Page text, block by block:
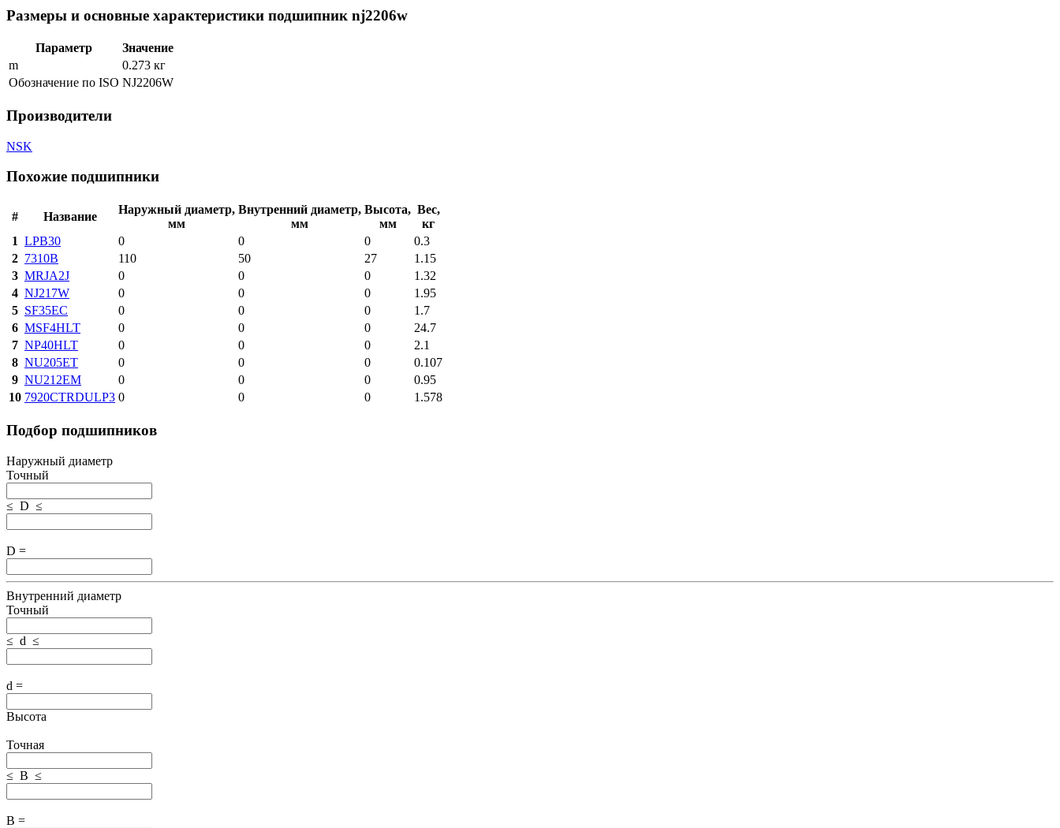
Размеры и основные характеристики подшипник nj2206w
Параметр
Значение
m
0.273 кг
Обозначение по ISO NJ2206W
Производители
NSK
Похожие подшипники
# Название
Наружный диаметр,
мм
Внутренний диаметр,
мм
Высота,
мм
Вес,
кг
1 LPB30 0 0 0
0.3
2 7310B 110 50 27
1.15
3 MRJA2J 0 0 0
1.32
4 NJ217W 0 0 0
1.95
5 SF35EC 0 0 0
1.7
6 MSF4HLT 0 0 0
24.7
7 NP40HLT 0 0 0
2.1
8 NU205ET 0 0 0
0.107
9 NU212EM 0 0 0
0.95
10 7920CTRDULP3 0 0 0 1.578
Подбор подшипников
Наружный диаметр
Точный
≤ D ≤
D =
Внутренний диаметр
Точный
≤ d ≤
d =
Высота
Точная
≤ B ≤
B =